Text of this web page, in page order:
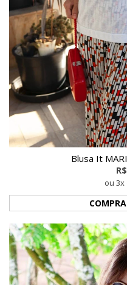
Blusa It
ou 3x